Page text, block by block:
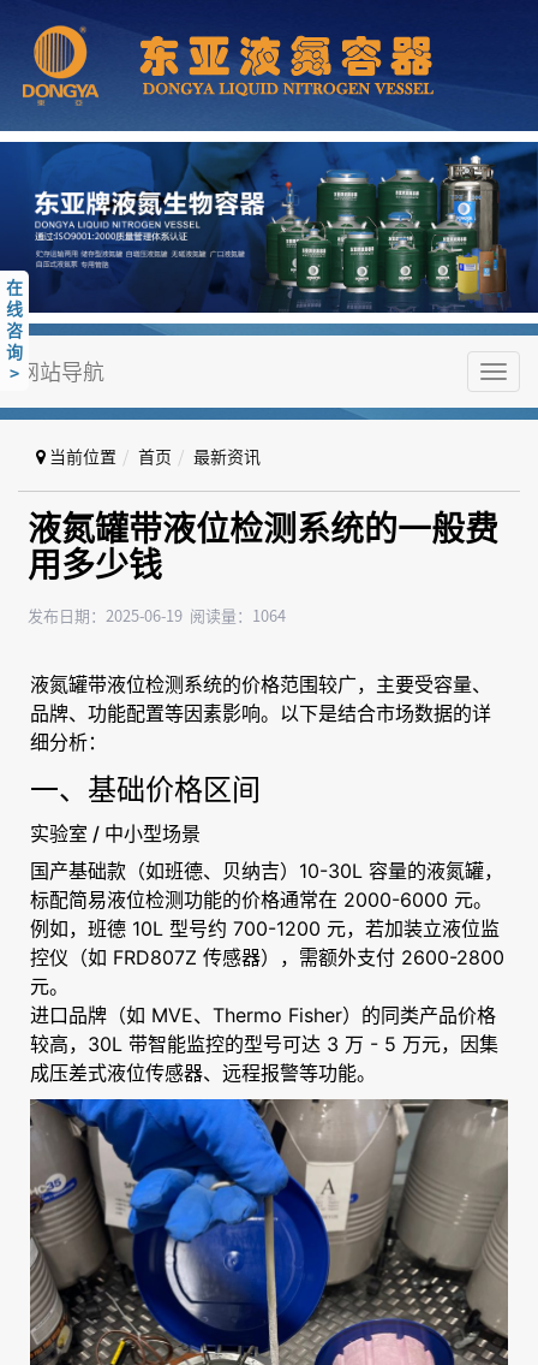
网站导航
当前位置 首页 最新资讯
液氮罐带液位检测系统的一般费
用多少钱
发布日期：2025-06-19 阅读量：1064
液氮罐带液位检测系统的价格范围较广，主要受容量、
品牌、功能配置等因素影响。以下是结合市场数据的详
细分析：
一、基础价格区间
实验室 / 中小型场景
国产基础款（如班德、贝纳吉）10-30L 容量的液氮罐，
标配简易液位检测功能的价格通常在 2000-6000 元。
例如，班德 10L 型号约 700-1200 元，若加装立液位监
控仪（如 FRD807Z 传感器），需额外支付 2600-2800
元。
进口品牌（如 MVE、Thermo Fisher）的同类产品价格
较高，30L 带智能监控的型号可达 3 万 - 5 万元，因集
成压差式液位传感器、远程报警等功能。
在
线
咨
询
>